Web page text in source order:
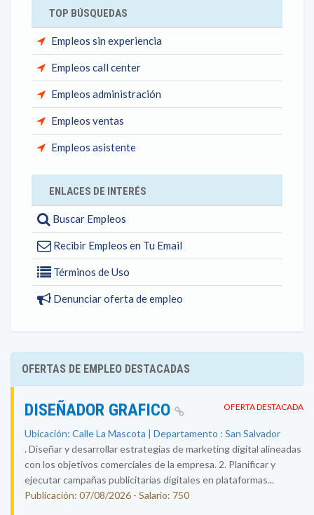
TOP BÚSQUEDAS
Empleos sin experiencia
Empleos call center
Empleos administración
Empleos ventas
Empleos asistente
ENLACES DE INTERÉS
Buscar Empleos
Recibir Empleos en Tu Email
Términos de Uso
Denunciar oferta de empleo
OFERTAS DE EMPLEO DESTACADAS
OFERTA DESTACADA
DISEÑADOR GRAFICO
Ubicación: Calle La Mascota | Departamento : San Salvador
. Diseñar y desarrollar estrategias de marketing digital alineadas
con los objetivos comerciales de la empresa. 2. Planificar y
ejecutar campañas publicitarias digitales en plataformas...
Publicación: 07/08/2026 - Salario: 750